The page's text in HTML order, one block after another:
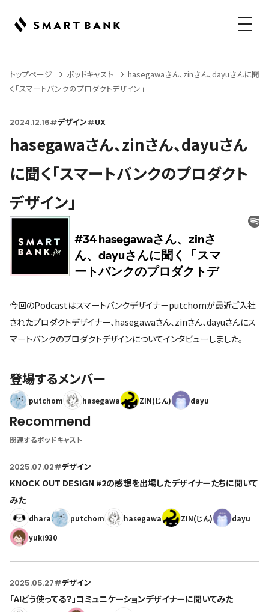
メニュ
トップページ ポッドキャスト
hasegawaさん、zinさん、dayuさんに聞
く「スマートバンクのプロダクトデザイン」
2024.12.16#デザイン#UX
hasegawaさん、zinさん、dayuさん
に聞く「スマートバンクのプロダクト
デザイン」
今回のPodcastはスマートバンクデザイナーputchomが最近ご入社
されたプロダクトデザイナー、hasegawaさん、zinさん、dayuさんにス
マートバンクのプロダクトデザインについてインタビューしました。
登場するメンバー
putchom hasegawa ZIN(じん) dayu
Recommend
関連するポッドキャスト
2025.07.02#デザイン
KNOCK OUT DESIGN #2の感想を出場したデザイナーたちに聞いて
みた
dhara putchom hasegawa ZIN(じん)
dayu
yuki930
2025.05.27#デザイン
「AIどう使ってる？」コミュニケーションデザイナーに聞いてみた